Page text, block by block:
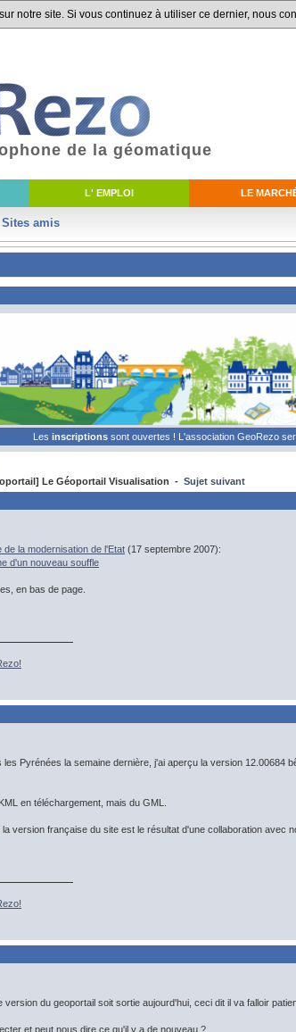
notre site. Si vous continuez à utiliser ce dernier, nous
L' EMPLOI LE
Sites amis
de la géomatique
Les inscriptions sont ouvertes ! L'association GeoRezo
Le Géoportail Visualisation - Sujet suivant
de la modernisation de l'Etat (17 septembre 2007):
d'un nouveau souffle
en bas de page.
les Pyrénées la semaine dernière, j'ai aperçu la version 12.00684
en téléchargement, mais du GML.
version française du site est le résultat d'une collaboration avec
version du geoportail soit sortie aujourd'hui, ceci dit il va falloir
et peut nous dire ce qu'il y a de nouveau ?